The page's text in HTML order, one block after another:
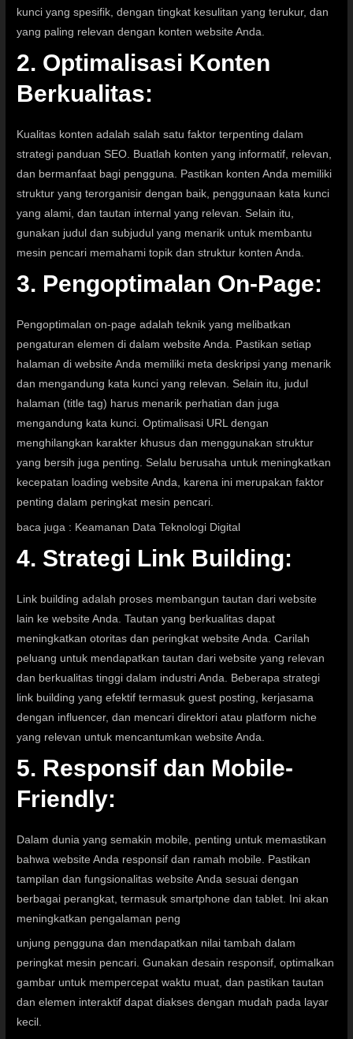
kunci yang spesifik, dengan tingkat kesulitan yang terukur, dan
yang paling relevan dengan konten website Anda.
2. Optimalisasi Konten
Berkualitas:
Kualitas konten adalah salah satu faktor terpenting dalam
strategi panduan SEO. Buatlah konten yang informatif, relevan,
dan bermanfaat bagi pengguna. Pastikan konten Anda memiliki
struktur yang terorganisir dengan baik, penggunaan kata kunci
yang alami, dan tautan internal yang relevan. Selain itu,
gunakan judul dan subjudul yang menarik untuk membantu
mesin pencari memahami topik dan struktur konten Anda.
3. Pengoptimalan On-Page:
Pengoptimalan on-page adalah teknik yang melibatkan
pengaturan elemen di dalam website Anda. Pastikan setiap
halaman di website Anda memiliki meta deskripsi yang menarik
dan mengandung kata kunci yang relevan. Selain itu, judul
halaman (title tag) harus menarik perhatian dan juga
mengandung kata kunci. Optimalisasi URL dengan
menghilangkan karakter khusus dan menggunakan struktur
yang bersih juga penting. Selalu berusaha untuk meningkatkan
kecepatan loading website Anda, karena ini merupakan faktor
penting dalam peringkat mesin pencari.
baca juga : Keamanan Data Teknologi Digital
4. Strategi Link Building:
Link building adalah proses membangun tautan dari website
lain ke website Anda. Tautan yang berkualitas dapat
meningkatkan otoritas dan peringkat website Anda. Carilah
peluang untuk mendapatkan tautan dari website yang relevan
dan berkualitas tinggi dalam industri Anda. Beberapa strategi
link building yang efektif termasuk guest posting, kerjasama
dengan influencer, dan mencari direktori atau platform niche
yang relevan untuk mencantumkan website Anda.
5. Responsif dan Mobile-
Friendly:
Dalam dunia yang semakin mobile, penting untuk memastikan
bahwa website Anda responsif dan ramah mobile. Pastikan
tampilan dan fungsionalitas website Anda sesuai dengan
berbagai perangkat, termasuk smartphone dan tablet. Ini akan
meningkatkan pengalaman peng
unjung pengguna dan mendapatkan nilai tambah dalam
peringkat mesin pencari. Gunakan desain responsif, optimalkan
gambar untuk mempercepat waktu muat, dan pastikan tautan
dan elemen interaktif dapat diakses dengan mudah pada layar
kecil.